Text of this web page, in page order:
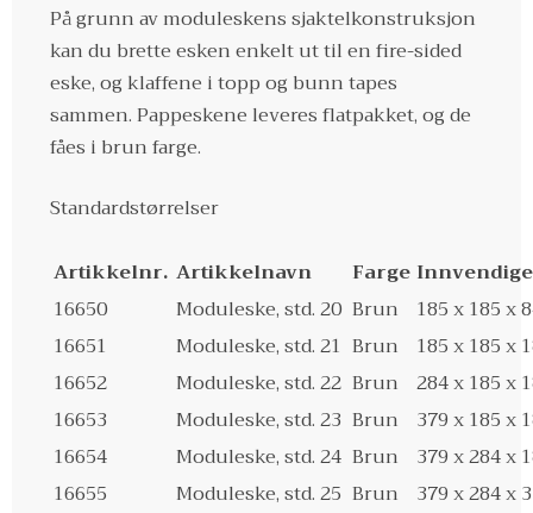
På grunn av moduleskens sjaktelkonstruksjon
kan du brette esken enkelt ut til en fire-sided
eske, og klaffene i topp og bunn tapes
sammen. Pappeskene leveres flatpakket, og de
fåes i brun farge.
Standardstørrelser
Artikkelnr. Artikkelnavn Farge
16650
Moduleske, std. 20 Brun
185 x 185 x
16651
Moduleske, std. 21 Brun
185 x 185 x
16652
Moduleske, std. 22 Brun 284 x 185 x
16653
Moduleske, std. 23 Brun
379 x 185 x
16654
Moduleske, std. 24 Brun
379 x 284 x
16655
Moduleske, std. 25 Brun
379 x 284 x